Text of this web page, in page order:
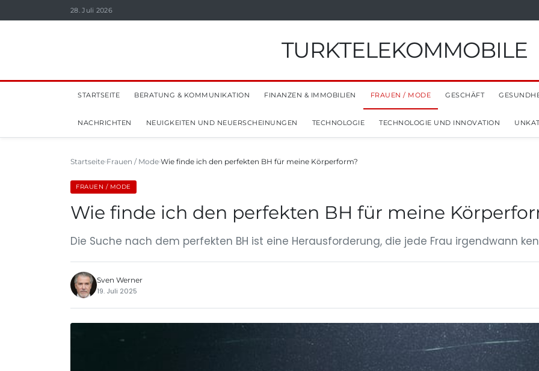
28. Juli 2026
TURKTELEKOMMOBILE
STARTSEITE BERATUNG & KOMMUNIKATION FINANZEN & IMMOBILIEN FRAUEN / MODE GESCHÄFT
NACHRICHTEN NEUIGKEITEN UND NEUERSCHEINUNGEN TECHNOLOGIE TECHNOLOGIE UND INNOVATION
Startseite Frauen / Mode Wie finde ich den perfekten BH für meine Körperform?
FRAUEN / MODE
Wie finde ich den perfekten BH für meine
Die Suche nach dem perfekten BH ist eine Herausforderung, die jede Frau irgendwann
Sven Werner
19. Juli 2025